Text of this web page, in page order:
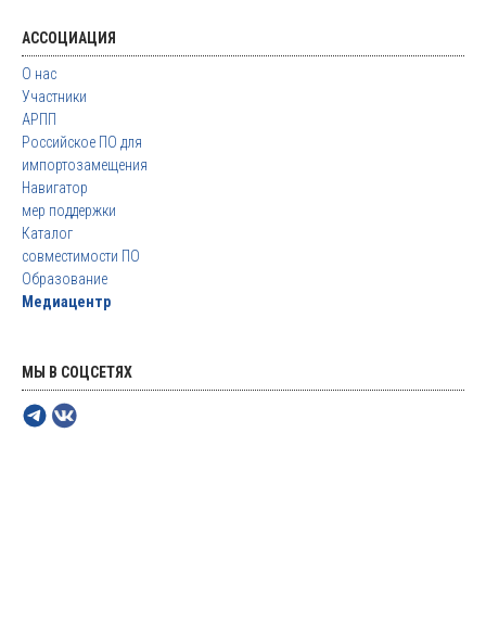
АССОЦИАЦИЯ
О нас
Участники
АРПП
Российское ПО для
импортозамещения
Навигатор
мер поддержки
Каталог
совместимости ПО
Образование
Медиацентр
МЫ В СОЦСЕТЯХ